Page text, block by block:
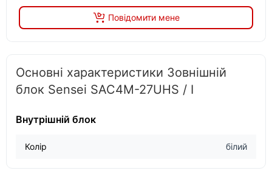
Повідомити мене
Основні характеристики Зовнішній
блок Sensei SAC4M-27UHS / I
Внутрішній блок
Колір білий